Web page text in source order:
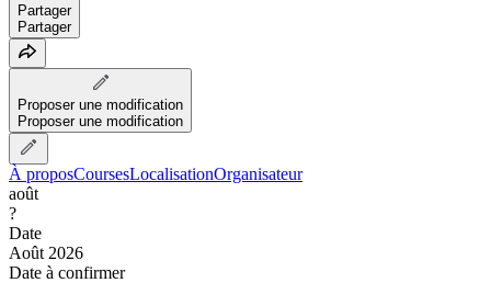
Partager
Partager
Proposer une modification
Proposer une modification
À proposCoursesLocalisationOrganisateur
août
?
Date
Août 2026
Date à confirmer